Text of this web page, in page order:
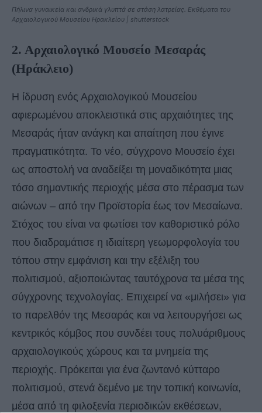
Πήλινα γυναικεία και ανδρικά γλυπτά σε στάση λατρείας. Εκθέματα του
Αρχαιολογικού Μουσείου Ηρακλείου | shutterstock
2. Αρχαιολογικό Μουσείο Μεσαράς
(Ηράκλειο)
Η ίδρυση ενός Αρχαιολογικού Μουσείου
αφιερωμένου αποκλειστικά στις αρχαιότητες της
Μεσαράς ήταν ανάγκη και απαίτηση που έγινε
πραγματικότητα. Το νέο, σύγχρονο Μουσείο έχει
ως αποστολή να αναδείξει τη μοναδικότητα μιας
τόσο σημαντικής περιοχής μέσα στο πέρασμα των
αιώνων – από την Προϊστορία έως τον Μεσαίωνα.
Στόχος του είναι να φωτίσει τον καθοριστικό ρόλο
που διαδραμάτισε η ιδιαίτερη γεωμορφολογία του
τόπου στην εμφάνιση και την εξέλιξη του
πολιτισμού, αξιοποιώντας ταυτόχρονα τα μέσα της
σύγχρονης τεχνολογίας. Επιχειρεί να «μιλήσει» για
το παρελθόν της Μεσαράς και να λειτουργήσει ως
κεντρικός κόμβος που συνδέει τους πολυάριθμους
αρχαιολογικούς χώρους και τα μνημεία της
περιοχής. Πρόκειται για ένα ζωντανό κύτταρο
πολιτισμού, στενά δεμένο με την τοπική κοινωνία,
μέσα από τη φιλοξενία περιοδικών εκθέσεων,